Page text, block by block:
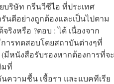
ริษัท กรีนวีซีไอ ที่ประเทศ
ตีอย่างถูกต้องและเป็นไปตาม
งหรือ ?ตอบ : ได้ เนื่องจาก
ารทดสอบโดยสถาบันต่างๆที่
มีหนังสือรับรองหากต้องการที่จะ
มที่
นความชื้น เชื้อรา และแบคทีเรีย